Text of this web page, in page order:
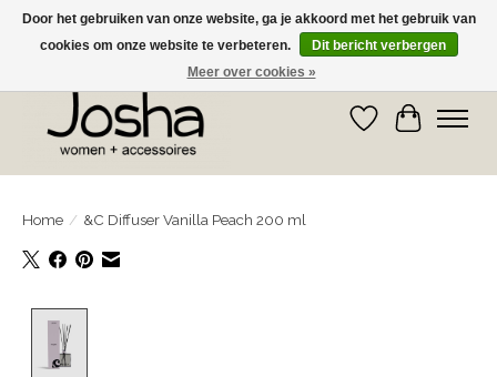
GRATIS OPHALEN IN DE WINKEL EN GRATIS VERZENDING VANAF € 75,00
Verlanglijst
Home / &C Diffuser Vanilla Peach 200 ml
Door het gebruiken van onze website, ga je akkoord met het gebruik van
cookies om onze website te verbeteren.
Dit bericht verbergen
Meer over cookies »